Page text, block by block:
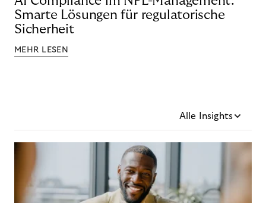
Smarte Lösungen für regulatorische
Sicherheit
MEHR LESEN
Alle Insights